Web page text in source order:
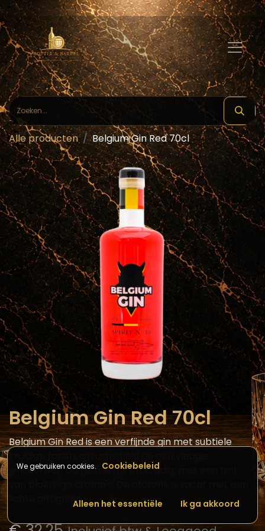
Alle producten Belgium Gin Red 70cl
Belgium Gin Red 70cl
Belgium Gin Red is een verfijnde gin met subtiele
jeneverbes. De geur is fris en kruidig, met een hint
lichte pittigheid.
We gebruiken cookies. Cookiebeleid
Alleen het essentiële Ik ga akkoord